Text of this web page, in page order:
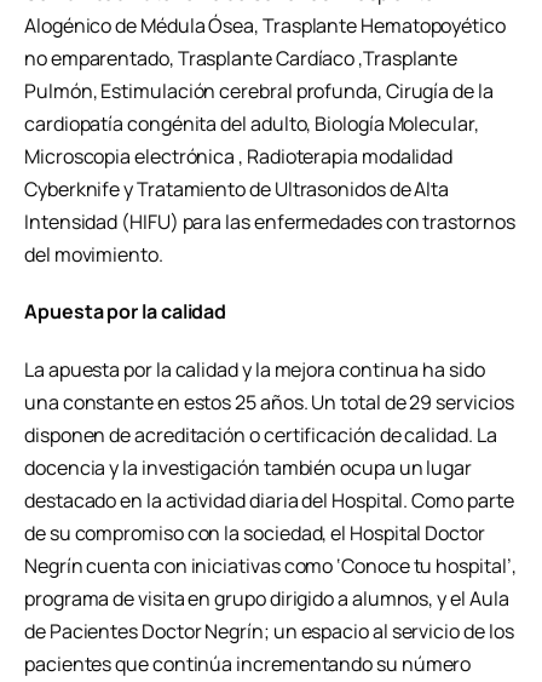
Alogénico de Médula Ósea, Trasplante Hematopoyético
no emparentado, Trasplante Cardíaco ,Trasplante
Pulmón, Estimulación cerebral profunda, Cirugía de la
cardiopatía congénita del adulto, Biología Molecular,
Microscopia electrónica , Radioterapia modalidad
Cyberknife y Tratamiento de Ultrasonidos de Alta
Intensidad (HIFU) para las enfermedades con trastornos
del movimiento.
Apuesta por la calidad
La apuesta por la calidad y la mejora continua ha sido
una constante en estos 25 años. Un total de 29 servicios
disponen de acreditación o certificación de calidad. La
docencia y la investigación también ocupa un lugar
destacado en la actividad diaria del Hospital. Como parte
de su compromiso con la sociedad, el Hospital Doctor
Negrín cuenta con iniciativas como ‘Conoce tu hospital’,
programa de visita en grupo dirigido a alumnos, y el Aula
de Pacientes Doctor Negrín; un espacio al servicio de los
pacientes que continúa incrementando su número